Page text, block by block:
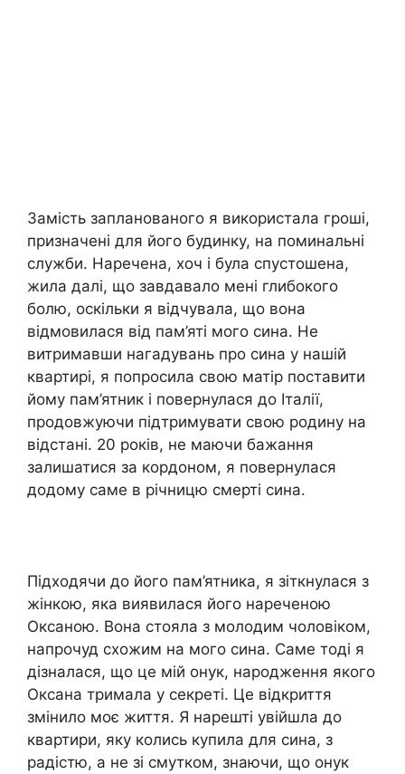
Замість запланованого я використала гроші,
призначені для його будинку, на поминальні
служби. Наречена, хоч і була спустошена,
жила далі, що завдавало мені глибокого
болю, оскільки я відчувала, що вона
відмовилася від пам’яті мого сина. Не
витримавши нагадувань про сина у нашій
квартирі, я попросила свою матір поставити
йому пам’ятник і повернулася до Італії,
продовжуючи підтримувати свою родину на
відстані. 20 років, не маючи бажання
залишатися за кордоном, я повернулася
додому саме в річницю смерті сина.
Підходячи до його пам’ятника, я зіткнулася з
жінкою, яка виявилася його нареченою
Оксаною. Вона стояла з молодим чоловіком,
напрочуд схожим на мого сина. Саме тоді я
дізналася, що це мій онук, народження якого
Оксана тримала у секреті. Це відкриття
змінило моє життя. Я нарешті увійшла до
квартири, яку колись купила для сина, з
радістю, а не зі смутком, знаючи, що онук